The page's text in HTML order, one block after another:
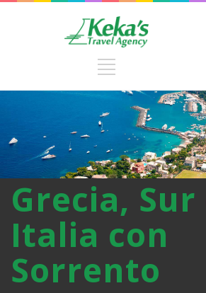
Grecia, Sur
Italia con
Sorrento